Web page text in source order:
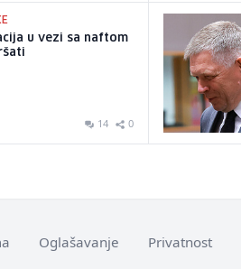
u vezi sa naftom
14 0
Oglašavanje Privatnost